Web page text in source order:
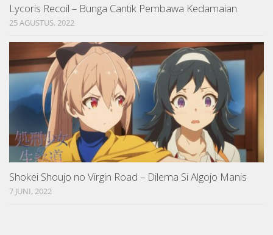
Lycoris Recoil – Bunga Cantik Pembawa Kedamaian
25 AGUSTUS, 2022
Shokei Shoujo no Virgin Road – Dilema Si Algojo Manis
7 JUNI, 2022